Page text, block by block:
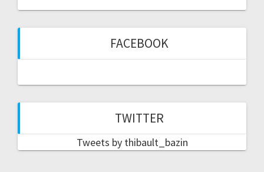
FACEBOOK
TWITTER
Tweets by thibault_bazin